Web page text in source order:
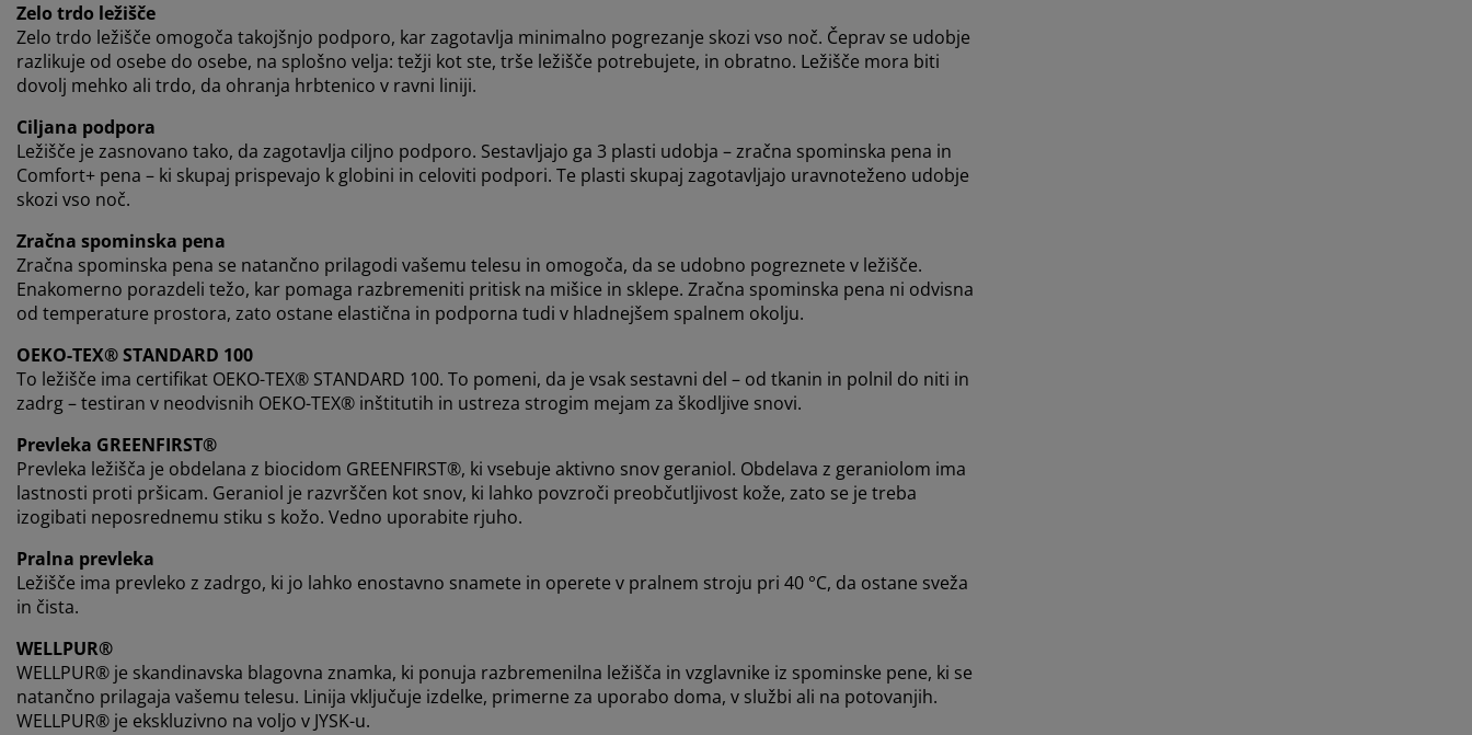
Zelo trdo ležišče
Zelo trdo ležišče omogoča takojšnjo podporo, kar zagotavlja minimalno pogrezanje skozi vso noč. Čeprav se udobje
razlikuje od osebe do osebe, na splošno velja: težji kot ste, trše ležišče potrebujete, in obratno. Ležišče mora biti
dovolj mehko ali trdo, da ohranja hrbtenico v ravni liniji.
Ciljana podpora
Ležišče je zasnovano tako, da zagotavlja ciljno podporo. Sestavljajo ga 3 plasti udobja – zračna spominska pena in
Comfort+ pena – ki skupaj prispevajo k globini in celoviti podpori. Te plasti skupaj zagotavljajo uravnoteženo udobje
skozi vso noč.
Zračna spominska pena
Zračna spominska pena se natančno prilagodi vašemu telesu in omogoča, da se udobno pogreznete v ležišče.
Enakomerno porazdeli težo, kar pomaga razbremeniti pritisk na mišice in sklepe. Zračna spominska pena ni odvisna
od temperature prostora, zato ostane elastična in podporna tudi v hladnejšem spalnem okolju.
OEKO-TEX® STANDARD 100
To ležišče ima certifikat OEKO-TEX® STANDARD 100. To pomeni, da je vsak sestavni del – od tkanin in polnil do niti in
zadrg – testiran v neodvisnih OEKO-TEX® inštitutih in ustreza strogim mejam za škodljive snovi.
Prevleka GREENFIRST®
Prevleka ležišča je obdelana z biocidom GREENFIRST®, ki vsebuje aktivno snov geraniol. Obdelava z geraniolom ima
lastnosti proti pršicam. Geraniol je razvrščen kot snov, ki lahko povzroči preobčutljivost kože, zato se je treba
izogibati neposrednemu stiku s kožo. Vedno uporabite rjuho.
Pralna prevleka
Ležišče ima prevleko z zadrgo, ki jo lahko enostavno snamete in operete v pralnem stroju pri 40 °C, da ostane sveža
in čista.
WELLPUR®
WELLPUR® je skandinavska blagovna znamka, ki ponuja razbremenilna ležišča in vzglavnike iz spominske pene, ki se
natančno prilagaja vašemu telesu. Linija vključuje izdelke, primerne za uporabo doma, v službi ali na potovanjih.
WELLPUR® je ekskluzivno na voljo v JYSK-u.